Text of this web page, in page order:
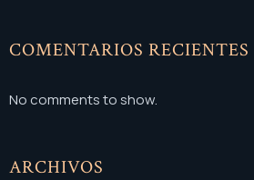
COMENTARIOS RECIENTES
No comments to show.
ARCHIVOS